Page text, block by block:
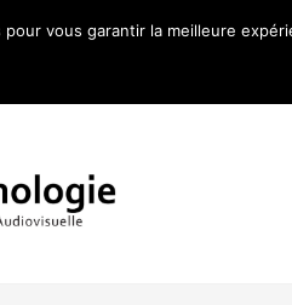
vous garantir la meilleure